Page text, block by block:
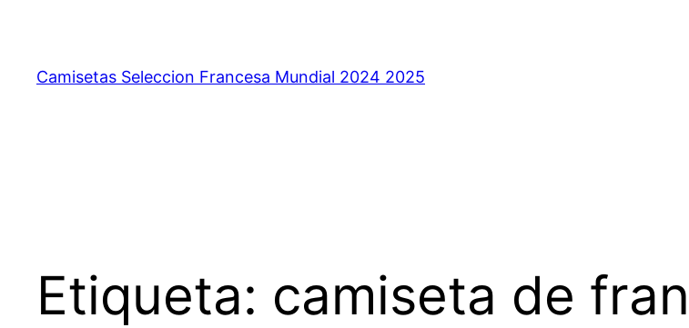
contenido
Camisetas Seleccion Francesa Mundial 2024 2025
Etiqueta: camiseta de